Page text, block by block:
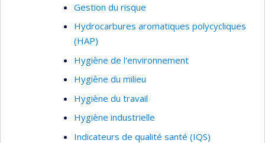
Gestion du risque
Hydrocarbures aromatiques polycycliques
(HAP)
Hygiène de l'environnement
Hygiène du milieu
Hygiène du travail
Hygiène industrielle
Indicateurs de qualité santé (IQS)